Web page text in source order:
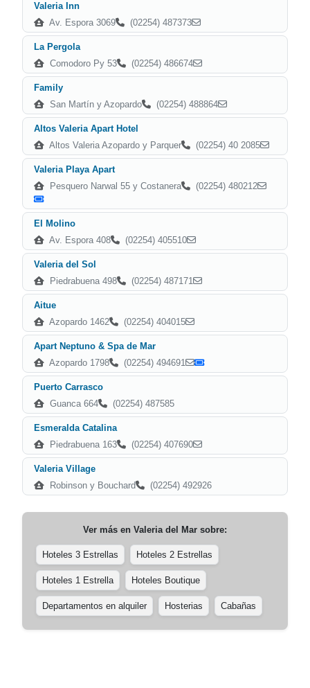
Valeria Inn
Av. Espora 3069
(02254) 487373
La Pergola
Comodoro Py 53
(02254) 486674
Family
San Martín y Azopardo
(02254) 488864
Altos Valeria Apart Hotel
Altos Valeria Azopardo y Parquer
(02254) 40 2085
Valeria Playa Apart
Pesquero Narwal 55 y Costanera
(02254) 480212
El Molino
Av. Espora 408
(02254) 405510
Valeria del Sol
Piedrabuena 498
(02254) 487171
Aitue
Azopardo 1462
(02254) 404015
Apart Neptuno & Spa de Mar
Azopardo 1798
(02254) 494691
Puerto Carrasco
Guanca 664
(02254) 487585
Esmeralda Catalina
Piedrabuena 163
(02254) 407690
Valeria Village
Robinson y Bouchard
(02254) 492926
Ver más en Valeria del Mar sobre:
Hoteles 3 Estrellas Hoteles 2 Estrellas
Hoteles 1 Estrella Hoteles Boutique
Departamentos en alquiler Hosterias Cabañas